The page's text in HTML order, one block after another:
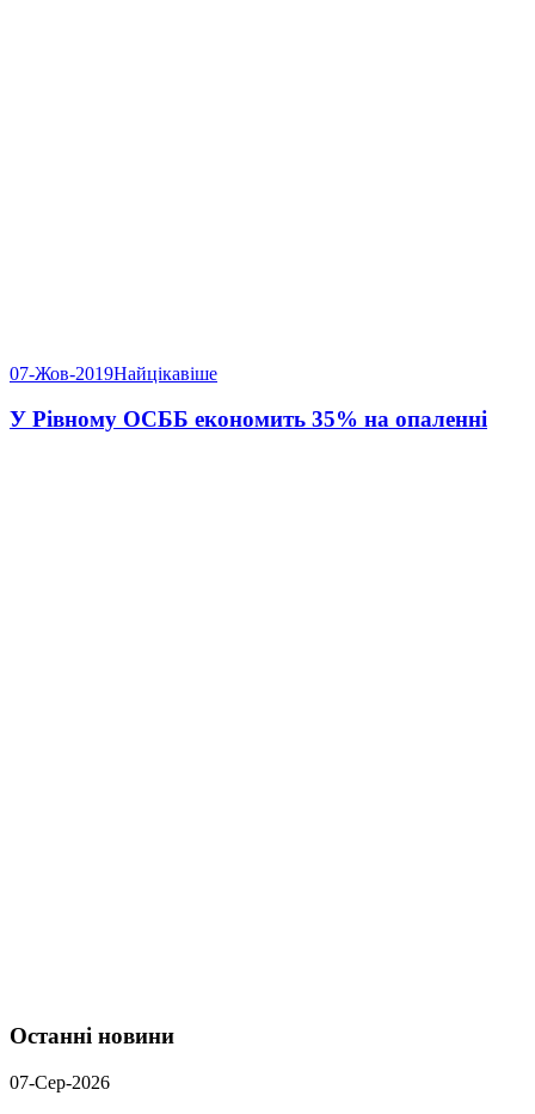
07-Жов-2019Найцікавіше
У Рівному ОСББ економить 35% на опаленні
Останні новини
07-Сер-2026